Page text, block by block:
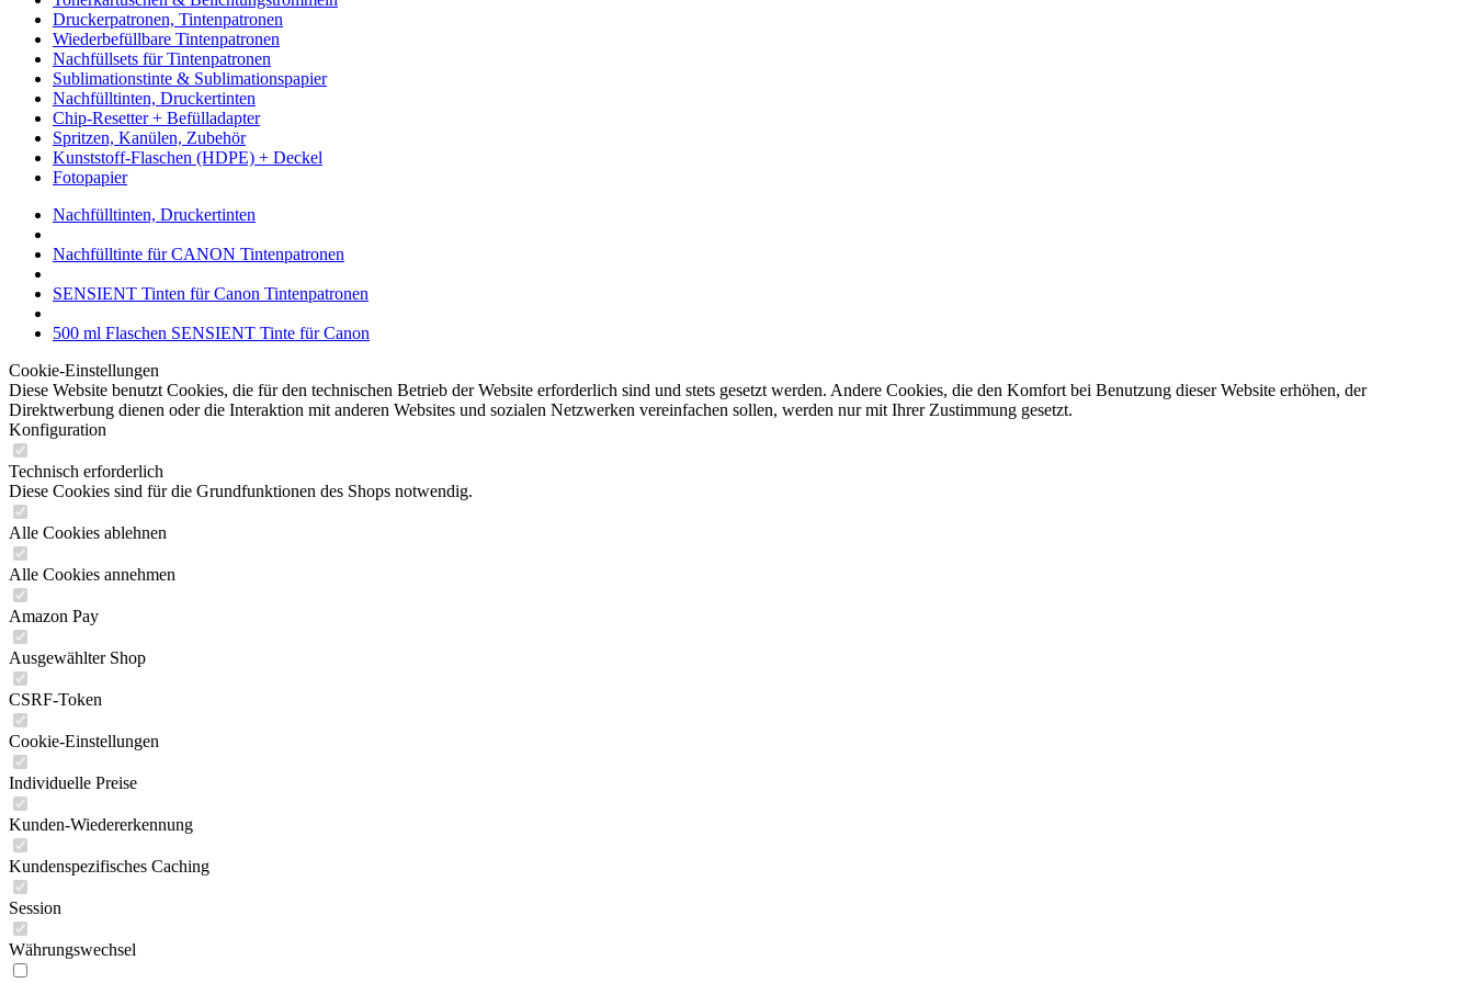
Druckerpatronen, Tintenpatronen
Wiederbefüllbare Tintenpatronen
Nachfüllsets für Tintenpatronen
Sublimationstinte & Sublimationspapier
Nachfülltinten, Druckertinten
Chip-Resetter + Befülladapter
Spritzen, Kanülen, Zubehör
Kunststoff-Flaschen (HDPE) + Deckel
Fotopapier
Nachfülltinten, Druckertinten
Nachfülltinte für CANON Tintenpatronen
SENSIENT Tinten für Canon Tintenpatronen
500 ml Flaschen SENSIENT Tinte für Canon
Cookie-Einstellungen
Diese Website benutzt Cookies, die für den technischen Betrieb der Website erforderlich sind und stets gesetzt werden. Andere Cookies, die den Komfort bei Benutzung dieser Website erhöhen, der
Direktwerbung dienen oder die Interaktion mit anderen Websites und sozialen Netzwerken vereinfachen sollen, werden nur mit Ihrer Zustimmung gesetzt.
Konfiguration
Technisch erforderlich
Diese Cookies sind für die Grundfunktionen des Shops notwendig.
Alle Cookies ablehnen
Alle Cookies annehmen
Amazon Pay
Ausgewählter Shop
CSRF-Token
Cookie-Einstellungen
Individuelle Preise
Kunden-Wiedererkennung
Kundenspezifisches Caching
Session
Währungswechsel